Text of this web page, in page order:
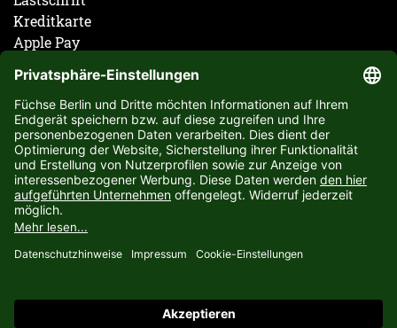
Jetzt zum Füchse-Newsletter anmelden und 5€
Kreditkarte
Apple Pay
ABONNIERE JETZT DEN KOSTENLOSEN FÜCHSE
BERLIN NEWSLETTER UND VERPASSE KEINE
NEUIGKEIT ODER AKTION MEHR.
JETZT ANMELDEN